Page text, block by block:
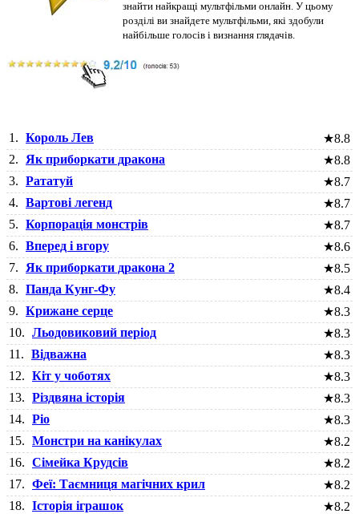
знайти найкращі мультфільми онлайн. У цьому
розділі ви знайдете мультфільми, які здобули
найбільше голосів і визнання глядачів.
1. Король Лев ★8.8
2.
Як приборкати дракона ★8.8
3. Рататуй ★8.7
4. Вартові легенд ★8.7
5. Корпорація монстрів ★8.7
6. Вперед і вгору ★8.6
7.
Як приборкати дракона 2 ★8.5
8. Панда Кунг-Фу ★8.4
9. Крижане серце ★8.3
10. Льодовиковий період ★8.3
11. Відважна ★8.3
12. Кіт у чоботях ★8.3
13. Різдвяна історія ★8.3
14. Ріо ★8.3
15. Монстри на канікулах ★8.2
16. Сімейка Крудсів ★8.2
17. Феї: Таємниця магічних крил ★8.2
18. Історія іграшок ★8.2